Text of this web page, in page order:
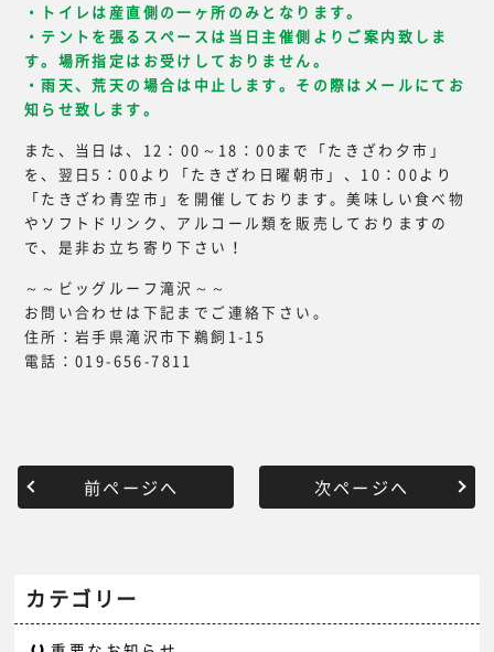
・トイレは産直側の一ヶ所のみとなります。
・テントを張るスペースは当日主催側よりご案内致しま
す。場所指定はお受けしておりません。
・雨天、荒天の場合は中止します。その際はメールにてお
知らせ致します。
また、当日は、12：00～18：00まで「たきざわ夕市」
を、翌日5：00より「たきざわ日曜朝市」、10：00より
「たきざわ青空市」を開催しております。美味しい食べ物
やソフトドリンク、アルコール類を販売しておりますの
で、是非お立ち寄り下さい！
～～ビッグルーフ滝沢～～
お問い合わせは下記までご連絡下さい。
住所：岩手県滝沢市下鵜飼1-15
電話：019-656-7811
前ページへ 次ページへ
カテゴリー